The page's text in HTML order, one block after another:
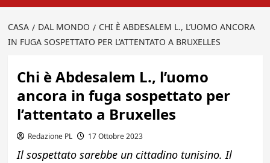
CASA DAL MONDO
CHI È ABDESALEM L., L’UOMO ANCORA
IN FUGA SOSPETTATO PER L’ATTENTATO A BRUXELLES
Chi è Abdesalem L., l’uomo
ancora in fuga sospettato per
l’attentato a Bruxelles
Redazione PL 17 Ottobre 2023
Il sospettato sarebbe un cittadino tunisino. Il